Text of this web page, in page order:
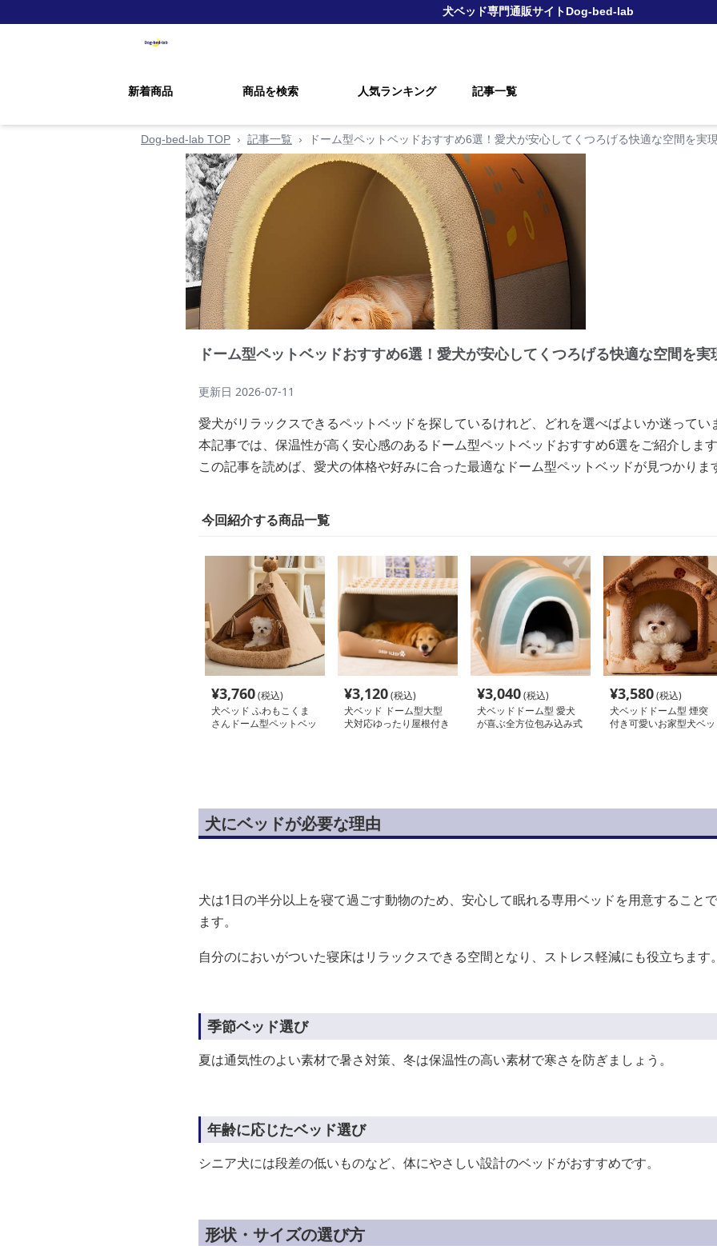
犬ベッド専門通販サイトDog-bed-lab
新着商品 商品を検索 人気ランキング 記事一覧
Dog-bed-lab TOP › 記事一覧 › ドーム型ペットベッドおすすめ6選！愛犬が安心してくつろげる快適な空間を実現
ドーム型ペットベッドおすすめ6選！愛犬が安心してくつろげる快適な空間を実
更新日 2026-07-11
愛犬がリラックスできるペットベッドを探しているけれど、どれを選べばよいか迷ってい
本記事では、保温性が高く安心感のあるドーム型ペットベッドおすすめ6選をご紹介します
この記事を読めば、愛犬の体格や好みに合った最適なドーム型ペットベッドが見つかりま
今回紹介する商品一覧
¥3,760(税込)
犬ベッド ふわもこくま
さんドーム型ペットベッ
¥3,120(税込)
犬ベッド ドーム型大型
犬対応ゆったり屋根付き
¥3,040(税込)
犬ベッドドーム型 愛犬
が喜ぶ全方位包み込み式
¥3,580(税込)
犬ベッドドーム型 煙突
付き可愛いお家型犬ベッ
犬にベッドが必要な理由
犬は1日の半分以上を寝て過ごす動物のため、安心して眠れる専用ベッドを用意すること
ます。
自分のにおいがついた寝床はリラックスできる空間となり、ストレス軽減にも役立ちます。
季節ベッド選び
夏は通気性のよい素材で暑さ対策、冬は保温性の高い素材で寒さを防ぎましょう。
年齢に応じたベッド選び
シニア犬には段差の低いものなど、体にやさしい設計のベッドがおすすめです。
形状・サイズの選び方